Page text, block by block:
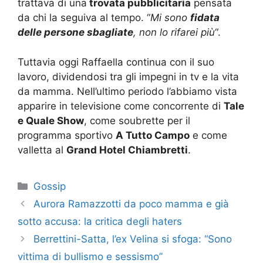
trattava di una trovata pubblicitaria pensata
da chi la seguiva al tempo. “Mi sono fidata
delle persone sbagliate, non lo rifarei più“.
Tuttavia oggi Raffaella continua con il suo
lavoro, dividendosi tra gli impegni in tv e la vita
da mamma. Nell’ultimo periodo l’abbiamo vista
apparire in televisione come concorrente di Tale
e Quale Show, come soubrette per il
programma sportivo A Tutto Campo e come
valletta al Grand Hotel Chiambretti.
Categorie
Gossip
Aurora Ramazzotti da poco mamma e già
sotto accusa: la critica degli haters
Berrettini-Satta, l’ex Velina si sfoga: “Sono
vittima di bullismo e sessismo”